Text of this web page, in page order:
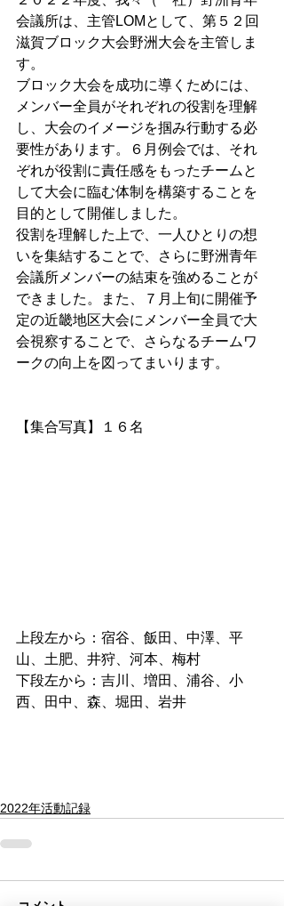
会議所は、主管LOMとして、第５２回
滋賀ブロック大会野洲大会を主管しま
す。
ブロック大会を成功に導くためには、
メンバー全員がそれぞれの役割を理解
し
、大会のイメージを掴み行動する必
要性があります。６月例会では、それ
ぞれが役割に責任感をもったチームと
して大会に臨む体制を構築することを
目的として開催しました。
役割を理解した上で、一人ひとりの想
いを集結することで、さらに野洲青年
会議所メンバーの結束を強めることが
できました。また、７月上旬に開催予
定の近畿地区大会にメンバー全員で大
会視察することで、さらなるチームワ
ークの向上を図ってまいります。
【集合写真】１６名
上段左から：宿谷、飯田、中澤、平
山、土肥、井狩、河本、梅村
下段左から：吉川、増田、浦谷、小
西、田中、森、堀田、岩井
2022年活動記録
コメント